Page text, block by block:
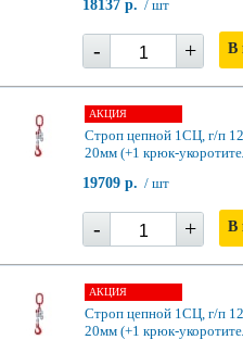
18137 р. / шт
- + В
АКЦИЯ
Строп цепной 1СЦ, г/п
20мм (+1 крюк-
19709 р. / шт
- + В
АКЦИЯ
Строп цепной 1СЦ, г/п
20мм (+1 крюк-